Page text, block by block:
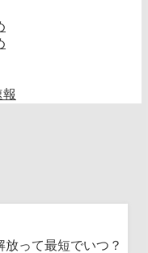
放って最短でいつ？